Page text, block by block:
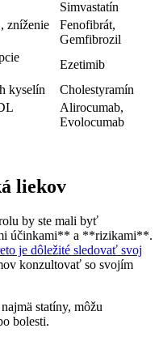
Simvastatín
zníženie
Fenofibrát,
Gemfibrozil
Ezetimib
kyselín
Cholestyramín
Alirocumab,
Evolocumab
liekov
by ste mali byť
účinkami** a **rizikami**.
je dôležité sledovať svoj
konzultovať so svojím
statíny, môžu
bolesti.